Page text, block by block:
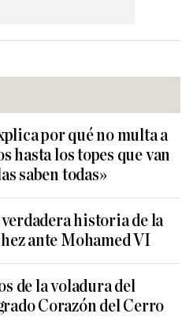
por qué no multa a
hasta los topes que van
saben todas»
historia de la
ante Mohamed VI
de la voladura del
Corazón del Cerro